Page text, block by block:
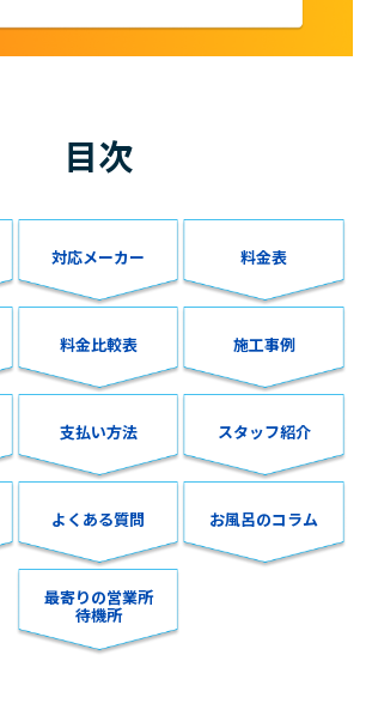
目次
対応メーカー 料金表
料金比較表 施工事例
支払い方法 スタッフ紹介
よくある質問 お風呂のコラム
最寄りの営業所
待機所